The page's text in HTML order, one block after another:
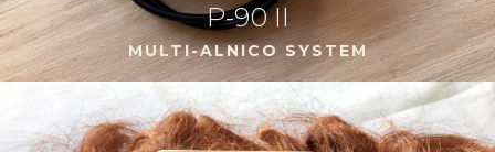
P-90 II
MULTI-ALNICO SYSTEM